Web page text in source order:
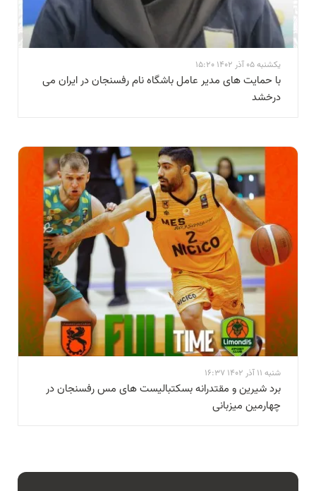
یکشنبه 05 آذر 1402 15:20
با حمایت های مدیر عامل باشگاه نام رفسنجان در ایران می
درخشد
شنبه 11 آذر 1402 16:37
برد شیرین و مقتدرانه بسکتبالیست های مس رفسنجان در
چهارمین میزبانی